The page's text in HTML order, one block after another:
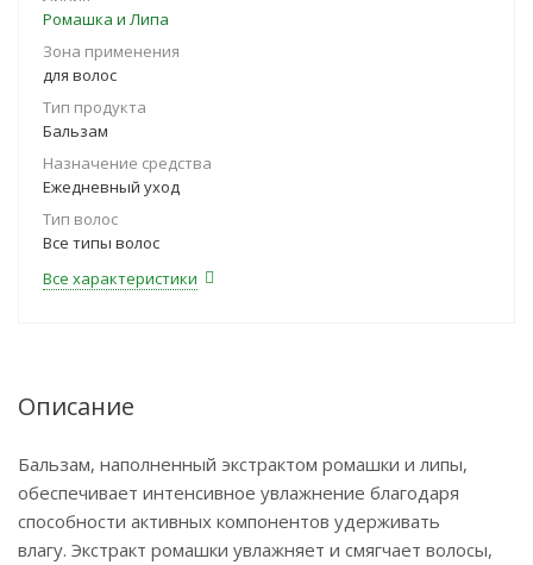
Ромашка и Липа
Зона применения
для волос
Тип продукта
Бальзам
Назначение средства
Ежедневный уход
Тип волос
Все типы волос
Все характеристики
Описание
Бальзам, наполненный экстрактом ромашки и липы,
обеспечивает интенсивное увлажнение благодаря
способности активных компонентов удерживать
влагу. Экстракт ромашки увлажняет и смягчает волосы,